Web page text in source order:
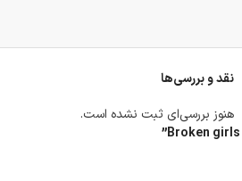
نقد و بررسی‌ها
هنوز بررسی‌ای ثبت نشده است.